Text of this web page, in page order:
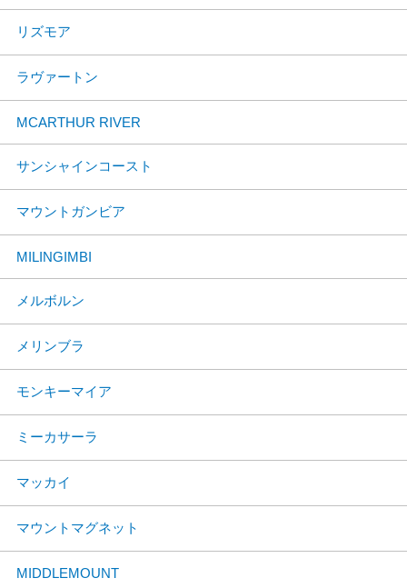
リズモア
ラヴァートン
MCARTHUR RIVER
サンシャインコースト
マウントガンビア
MILINGIMBI
メルボルン
メリンブラ
モンキーマイア
ミーカサーラ
マッカイ
マウントマグネット
MIDDLEMOUNT